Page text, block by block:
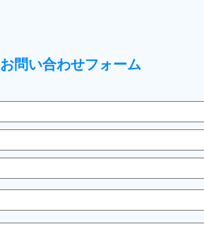
お問い合わせフォーム